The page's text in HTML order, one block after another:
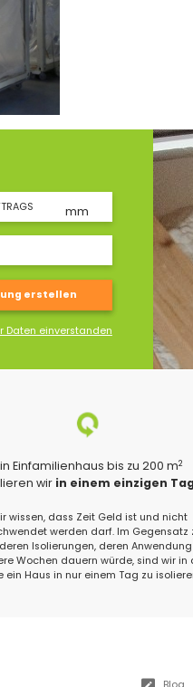
mm
Daten einverstanden
Einfamilienhaus bis zu 200 m2
wir in einem einzigen
wissen, dass Zeit Geld ist und nicht
werden darf. Im Gegensatz
Isolierungen, deren Anwendung
Wochen dauern würde, sind wir in
ein Haus in nur einem Tag zu